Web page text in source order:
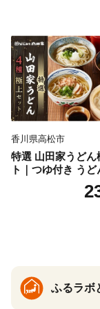
香川県高松市
特選 山田家うどん
ト｜つゆ付き うど
どん さぬきうどん
んセット カレー
ふるラボ